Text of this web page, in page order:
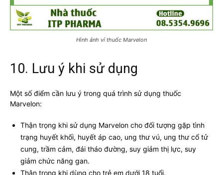
Hình ảnh vỉ thuốc Marvelon
10. Lưu ý khi sử dụng
Một số điểm cần lưu ý trong quá trình sử dụng thuốc
Marvelon:
Thận trọng khi sử dụng Marvelon cho đối tượng gặp tình
trạng huyết khối, huyết áp cao, ung thư vú, ung thư cổ tử
cung, trầm cảm, đái tháo đường, suy giảm thị lực, suy
giảm chức năng gan.
Thận trọng khi dùng cho trẻ em dưới 18 tuổi.